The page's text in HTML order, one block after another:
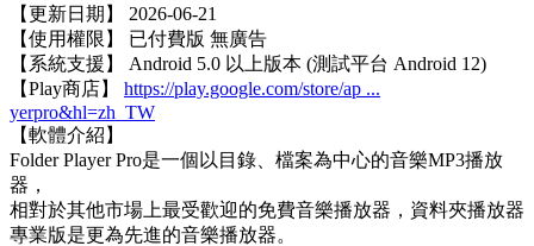
【更新日期】 2026-06-21
【使用權限】 已付費版 無廣告
【系統支援】 Android 5.0 以上版本 (測試平台 Android 12)
【Play商店】 https://play.google.com/store/ap ...
yerpro&hl=zh_TW
【軟體介紹】
Folder Player Pro是一個以目錄、檔案為中心的音樂MP3播放
器，
相對於其他市場上最受歡迎的免費音樂播放器，資料夾播放器
專業版是更為先進的音樂播放器。